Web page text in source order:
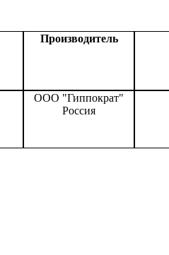
Производитель
ООО "Гиппократ"
Россия